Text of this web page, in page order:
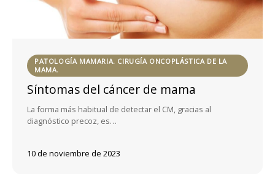
PATOLOGÍA MAMARIA. CIRUGÍA ONCOPLÁSTICA DE LA
MAMA.
Síntomas del cáncer de mama
La forma más habitual de detectar el CM, gracias al
diagnóstico precoz, es…
10 de noviembre de 2023